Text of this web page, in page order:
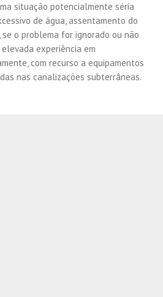
situação potencialmente séria
de água, assentamento do
o problema for ignorado ou não
experiência em
com recurso a equipamentos
nas canalizações subterrâneas.